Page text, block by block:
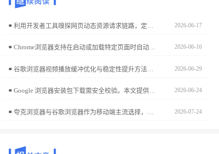
利用开发者工具嗅探网页动态资源请求链路，定位真实的高清原图下载地址，绕过前端逻辑封锁，实现高清视觉资产的瞬时批量本地闭环采集。 2026-06-17
Chrome浏览器支持在启动或加载特定页面时自动将焦点定位于关键输入域。通过配置聚焦策略，用户可直接进入交互状态，无需手动切换光标，提升办公流程顺畅度。 2026-06-16
谷歌浏览器视频播放缓冲优化与稳定性提升方法可让观看更加流畅。技巧包括缓冲设置、播放参数调整及性能优化，确保视频不卡顿。 2026-06-29
Google 浏览器安装包下载需安全校验。本文提供详细步骤与技巧，帮助用户高效获取安装包并确保安全。 2026-06-24
夸克浏览器与谷歌浏览器作为移动端主流选择，在渲染解析与资源调动策略上各有千秋。本文通过多场景下的横向对比分析，深度解析两者的响应速率与资源占用。 2026-07-24